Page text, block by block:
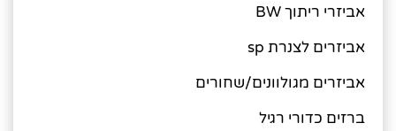
אביזרי ריתוך BW
אביזרים לצנרת sp
אביזרים מגולוונים/שחורים
ברזים כדורי רגיל